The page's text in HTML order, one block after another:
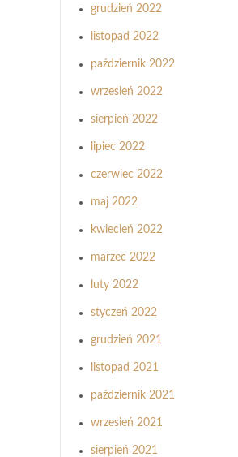
grudzień 2022
listopad 2022
październik 2022
wrzesień 2022
sierpień 2022
lipiec 2022
czerwiec 2022
maj 2022
kwiecień 2022
marzec 2022
luty 2022
styczeń 2022
grudzień 2021
listopad 2021
październik 2021
wrzesień 2021
sierpień 2021